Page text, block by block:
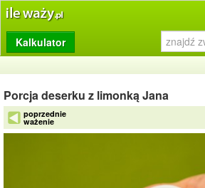
Produkty
Dziennik
Przelicznik
Porównywarka
Kalkulator
Porcja deserku z limonką Jana
poprzednie
ważenie